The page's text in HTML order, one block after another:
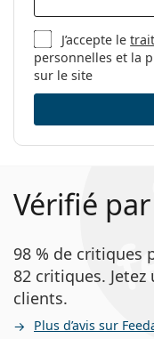
Marque:
Code:
J’accepte le
personnelles et la
sur le site
Vérifié
98 % de critiques
82 critiques.
clients.
Plus d’avis sur